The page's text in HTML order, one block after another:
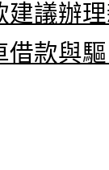
議辦
款與